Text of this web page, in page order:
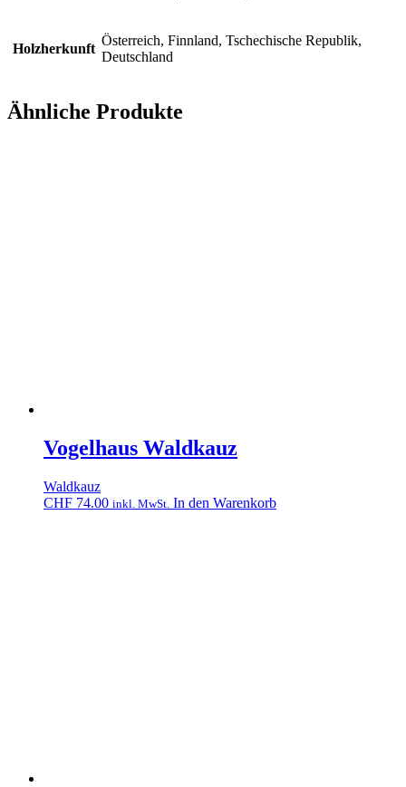
Holzherkunft
Österreich, Finnland, Tschechische Republik,
Deutschland
Ähnliche Produkte
Vogelhaus Waldkauz
Waldkauz
CHF 74.00 inkl. MwSt. In den Warenkorb